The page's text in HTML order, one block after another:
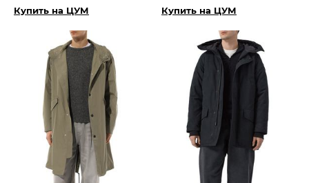
Купить на ЦУМ Купить на ЦУМ